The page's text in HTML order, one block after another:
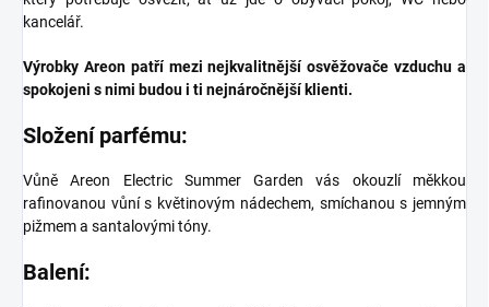
kancelář.
Výrobky Areon patří mezi nejkvalitnější osvěžovače vzduchu a
spokojeni s nimi budou i ti nejnáročnější klienti.
Složení parfému:
Vůně Areon Electric Summer Garden vás okouzlí měkkou
rafinovanou vůní s květinovým nádechem, smíchanou s jemným
pižmem a santalovými tóny.
Balení: